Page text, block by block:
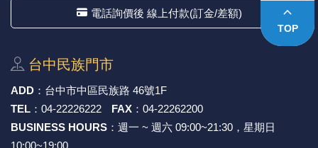
keyboard_arrow_up
TOP
電話詢價後 線上付款(訂金/差額)
台中⺠族⾨市
ADD ： 台中市中區⺠族路 46號1F
TEL ： 04-22226222 FAX ： 04-22262200
BUSINESS HOURS ：週一 ~ 週六 09:00~21:30，星期日
10:00~19:00